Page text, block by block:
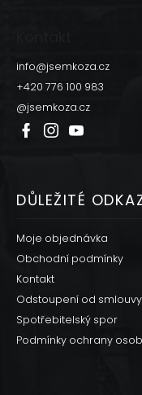
info@jsemkoza.cz
+420 776 100 983
@jsemkoza.cz
DŮLEŽITÉ
Moje objednávka
Obchodní podmínky
Kontakt
Odstoupení od smlouvy
Spotřebitelský spor
Podmínky ochrany